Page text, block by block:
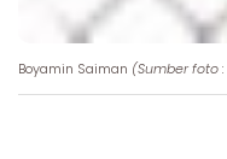
Boyamin Saiman (Sumber foto